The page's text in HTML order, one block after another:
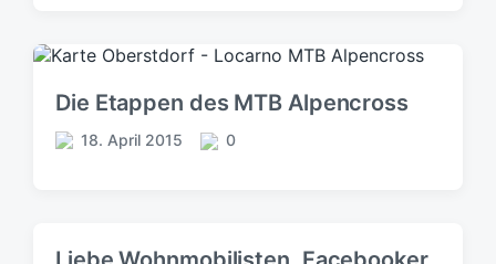
f
e
n
h
t
a
Die Etappen des MTB Alpencross
V
18. April 2015
K
0